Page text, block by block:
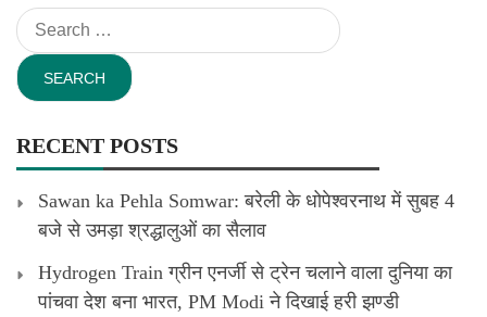
Search
for:
RECENT POSTS
Sawan ka Pehla Somwar: बरेली के धोपेश्वरनाथ में सुबह 4
बजे से उमड़ा श्रद्धालुओं का सैलाव
Hydrogen Train ग्रीन एनर्जी से ट्रेन चलाने वाला दुनिया का
पांचवा देश बना भारत, PM Modi ने दिखाई हरी झण्डी